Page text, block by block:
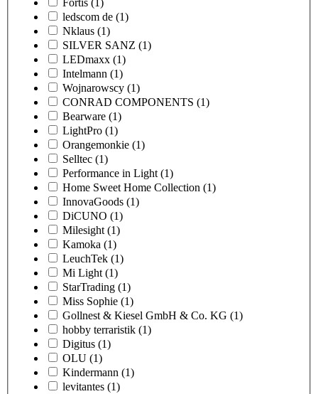
Fortis (1)
ledscom de (1)
Nklaus (1)
SILVER SANZ (1)
LEDmaxx (1)
Intelmann (1)
Wojnarowscy (1)
CONRAD COMPONENTS (1)
Bearware (1)
LightPro (1)
Orangemonkie (1)
Selltec (1)
Performance in Light (1)
Home Sweet Home Collection (1)
InnovaGoods (1)
DiCUNO (1)
Milesight (1)
Kamoka (1)
LeuchTek (1)
Mi Light (1)
StarTrading (1)
Miss Sophie (1)
Gollnest & Kiesel GmbH & Co. KG (1)
hobby terraristik (1)
Digitus (1)
OLU (1)
Kindermann (1)
levitantes (1)